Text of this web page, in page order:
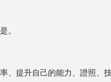
。
、提升自己的能力、證照、